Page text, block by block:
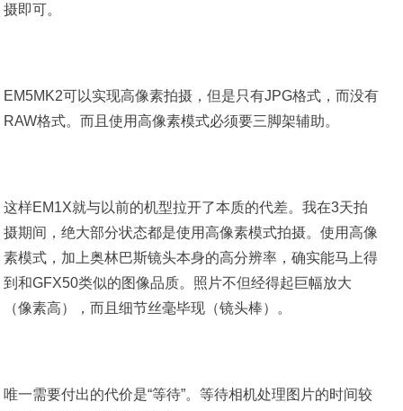
摄即可。
EM5MK2可以实现高像素拍摄，但是只有JPG格式，而没有
RAW格式。而且使用高像素模式必须要三脚架辅助。
这样EM1X就与以前的机型拉开了本质的代差。我在3天拍
摄期间，绝大部分状态都是使用高像素模式拍摄。使用高像
素模式，加上奥林巴斯镜头本身的高分辨率，确实能马上得
到和GFX50类似的图像品质。照片不但经得起巨幅放大
（像素高），而且细节丝毫毕现（镜头棒）。
唯一需要付出的代价是“等待”。等待相机处理图片的时间较